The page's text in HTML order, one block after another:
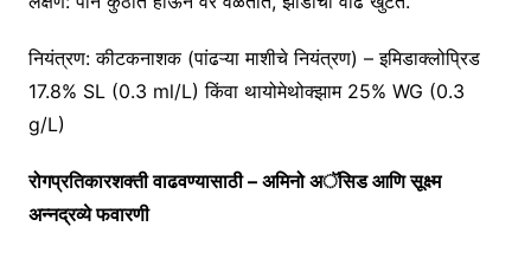
नियंत्रण: कीटकनाशक (पांढऱ्या माशीचे नियंत्रण) – इमिडाक्लोप्रिड
17.8% SL (0.3 ml/L) किंवा थायोमेथोक्झाम 25% WG (0.3
g/L)
रोगप्रतिकारशक्ती वाढवण्यासाठी – अमिनो अॅसिड आणि सूक्ष्म
अन्नद्रव्ये फवारणी